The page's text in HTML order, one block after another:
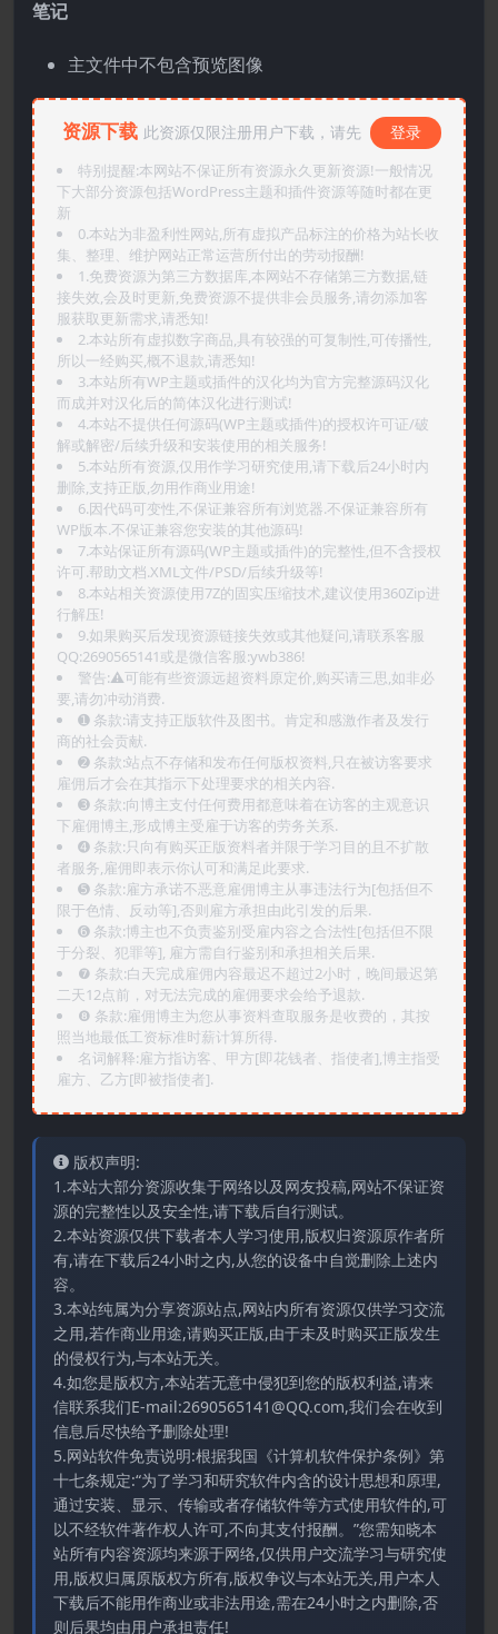
笔记
主文件中不包含预览图像
资源下载 此资源仅限注册用户下载，请先 登录
特别提醒:本网站不保证所有资源永久更新资源!一般情况
下大部分资源包括WordPress主题和插件资源等随时都在更
新
0.本站为非盈利性网站,所有虚拟产品标注的价格为站长收
集、整理、维护网站正常运营所付出的劳动报酬!
1.免费资源为第三方数据库,本网站不存储第三方数据,链
接失效,会及时更新,免费资源不提供非会员服务,请勿添加客
服获取更新需求,请悉知!
2.本站所有虚拟数字商品,具有较强的可复制性,可传播性,
所以一经购买,概不退款,请悉知!
3.本站所有WP主题或插件的汉化均为官方完整源码汉化
而成并对汉化后的简体汉化进行测试!
4.本站不提供任何源码(WP主题或插件)的授权许可证/破
解或解密/后续升级和安装使用的相关服务!
5.本站所有资源,仅用作学习研究使用,请下载后24小时内
删除,支持正版,勿用作商业用途!
6.因代码可变性,不保证兼容所有浏览器.不保证兼容所有
WP版本.不保证兼容您安装的其他源码!
7.本站保证所有源码(WP主题或插件)的完整性,但不含授权
许可.帮助文档.XML文件/PSD/后续升级等!
8.本站相关资源使用7Z的固实压缩技术,建议使用360Zip进
行解压!
9.如果购买后发现资源链接失效或其他疑问,请联系客服
QQ:2690565141或是微信客服:ywb386!
警告:⚠️可能有些资源远超资料原定价,购买请三思,如非必
要,请勿冲动消费.
➊️ 条款:请支持正版软件及图书。肯定和感激作者及发行
商的社会贡献.
➋️ 条款:站点不存储和发布任何版权资料,只在被访客要求
雇佣后才会在其指示下处理要求的相关内容.
➌️ 条款:向博主支付任何费用都意味着在访客的主观意识
下雇佣博主,形成博主受雇于访客的劳务关系.
➍️ 条款:只向有购买正版资料者并限于学习目的且不扩散
者服务,雇佣即表示你认可和满足此要求.
➎ 条款:雇方承诺不恶意雇佣博主从事违法行为[包括但不
限于色情、反动等],否则雇方承担由此引发的后果.
➏️ 条款:博主也不负责鉴别受雇内容之合法性[包括但不限
于分裂、犯罪等], 雇方需自行鉴别和承担相关后果.
❼ 条款:白天完成雇佣内容最迟不超过2小时，晚间最迟第
二天12点前，对无法完成的雇佣要求会给予退款.
❽ 条款:雇佣博主为您从事资料查取服务是收费的，其按
照当地最低工资标准时薪计算所得.
名词解释:雇方指访客、甲方[即花钱者、指使者],博主指受
雇方、乙方[即被指使者].
版权声明:
1.本站大部分资源收集于网络以及网友投稿,网站不保证资
源的完整性以及安全性,请下载后自行测试。
2.本站资源仅供下载者本人学习使用,版权归资源原作者所
有,请在下载后24小时之内,从您的设备中自觉删除上述内
容。
3.本站纯属为分享资源站点,网站内所有资源仅供学习交流
之用,若作商业用途,请购买正版,由于未及时购买正版发生
的侵权行为,与本站无关。
4.如您是版权方,本站若无意中侵犯到您的版权利益,请来
信联系我们E-mail:2690565141@QQ.com,我们会在收到
信息后尽快给予删除处理!
5.网站软件免责说明:根据我国《计算机软件保护条例》第
十七条规定:“为了学习和研究软件内含的设计思想和原理,
通过安装、显示、传输或者存储软件等方式使用软件的,可
以不经软件著作权人许可,不向其支付报酬。”您需知晓本
站所有内容资源均来源于网络,仅供用户交流学习与研究使
用,版权归属原版权方所有,版权争议与本站无关,用户本人
下载后不能用作商业或非法用途,需在24小时之内删除,否
则后果均由用户承担责任!